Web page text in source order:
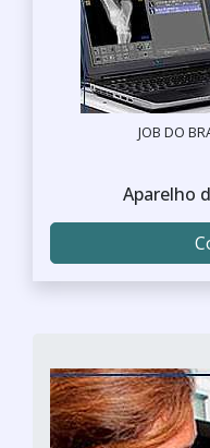
JOB DO
Aparelho